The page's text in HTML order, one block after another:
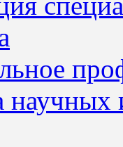
научных